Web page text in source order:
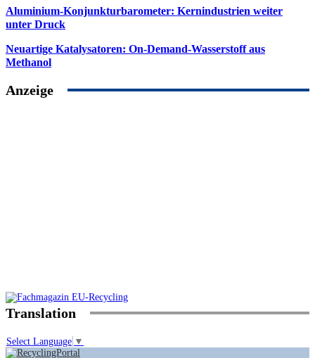
Aluminium-Konjunkturbarometer: Kernindustrien weiter
unter Druck
Neuartige Katalysatoren: On-Demand-Wasserstoff aus
Methanol
Anzeige
Translation
Select Language ▼